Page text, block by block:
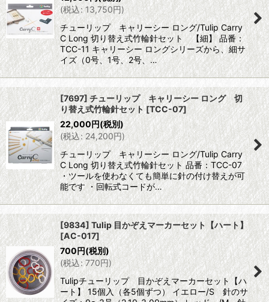
(税込: 13,750円)
チューリップ キャリーシー ロング/Tulip Carry
C Long 切り替え式竹輪針セット 【細】 品番：
TCC-11 キャリーシー ロングシリーズから、細サ
イズ（0号、1号、2号、…
[7697] チューリップ キャリーシー ロング 切
り替え式竹輪針セット [TCC-07]
22,000円(税別)
(税込: 24,200円)
チューリップ キャリーシー ロング/Tulip Carry
C Long 切り替え式竹輪針セット 品番：TCC-07
・ツールを使わなくても簡単に針の付け替えが可
能です ・回転式コードが…
[9834] Tulip 目かぞえマーカーセット【ハート】
[AC-017]
700円(税別)
(税込: 770円)
Tulipチューリップ 目かぞえマーカーセット【ハ
ート】 15個入（各5個ずつ） イエロー/S 針のサ